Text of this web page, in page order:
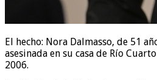
El hecho: Nora Dalmasso, de 51
asesinada en su casa de Río
2006.